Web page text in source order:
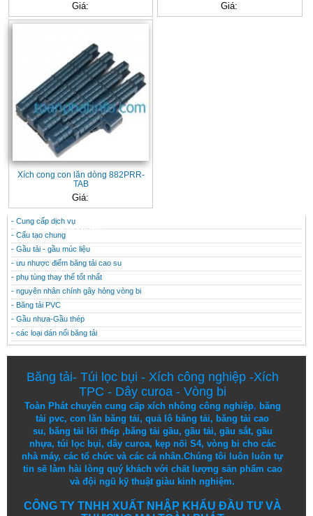
Giá: Giá:
Xích cong con lăn dòng 882PRR-
TAB
Giá:
CONTACT
THÔNG TIN HỮU ÍCH
- Cung cấp dịch vụ
- Cấu tạo chung
- Gầu tải - gầu múc liệu
- ưu nhược điểm băng tải cao su
- phụ tùng thay thế tốt nhất
- nguyên nhân chính gây hỏng vòng bi
- Băng tải PVC
- Gầu nhưa-Gầu thép
- các loại dán nối băng tải
Băng tải- Túi lọc bụi - Xích công nghiệp-Xích
TPC - Dây curoa - Vòng bi
Toàn Phát chuyên cung cấp xích nhông công nghiệp, băng
tải pvc,con lăn băng tải,quả lô băng tải, băng tải cao
su, băng tải lõi thép,băng tải gầu, gầu tải, gầu sắt, gầu
nhựa, túi lọc bụi, dây curoa, kẹp nối S4, vòng bi cho các
nhà máy, các tổ chức và các cá nhân.Chúng tôi luôn luôn tự
tin sẽ làm hài lòng quý khách với chất lượng sảnphẩm cao
và đội ngũ kỹ thuật giàu kinh nghiệm.
CÔNG TY TNHH XUẤT NHẬP KHẨU ĐẦU TƯ VÀ